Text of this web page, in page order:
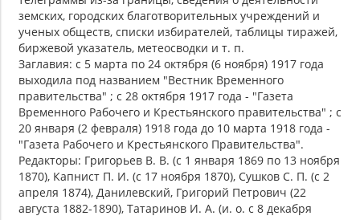
земских, городских благотворительных учреждений и
ученых обществ, списки избирателей, таблицы тиражей,
биржевой указатель, метеосводки и т. п.
Заглавия: с 5 марта по 24 октября (6 ноября) 1917 года
выходила под названием "Вестник Временного
правительства" ; с 28 октября 1917 года - "Газета
Временного Рабочего и Крестьянского правительства" ; с
20 января (2 февраля) 1918 года до 10 марта 1918 года -
"Газета Рабочего и Крестьянского Правительства".
Редакторы: Григорьев В. В. (с 1 января 1869 по 13 ноября
1870), Капнист П. И. (с 17 ноября 1870), Сушков С. П. (с 2
апреля 1874), Данилевский, Григорий Петрович (22
августа 1882-1890), Татаринов И. А. (и. о. с 8 декабря